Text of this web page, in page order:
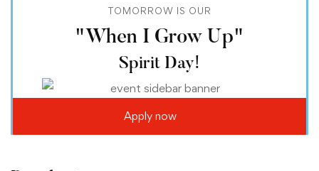
TOMORROW IS OUR
"When I Grow Up"
Spirit Day!
Apply now